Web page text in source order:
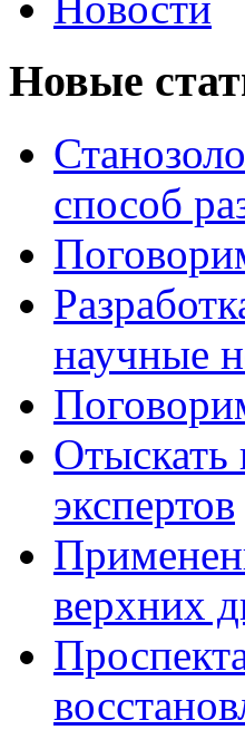
Новые
способ
научные
экспертов
верхних